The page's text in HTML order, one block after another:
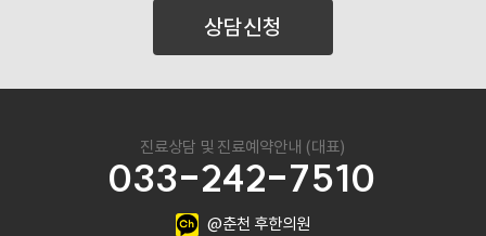
상담신청
진료상담 및 진료예약안내 (대표)
033-242-7510
@춘천 후한의원